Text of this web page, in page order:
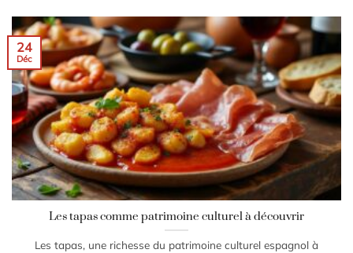
Les tapas comme patrimoine culturel à découvrir
Les tapas, une richesse du patrimoine culturel espagnol à
24
Déc